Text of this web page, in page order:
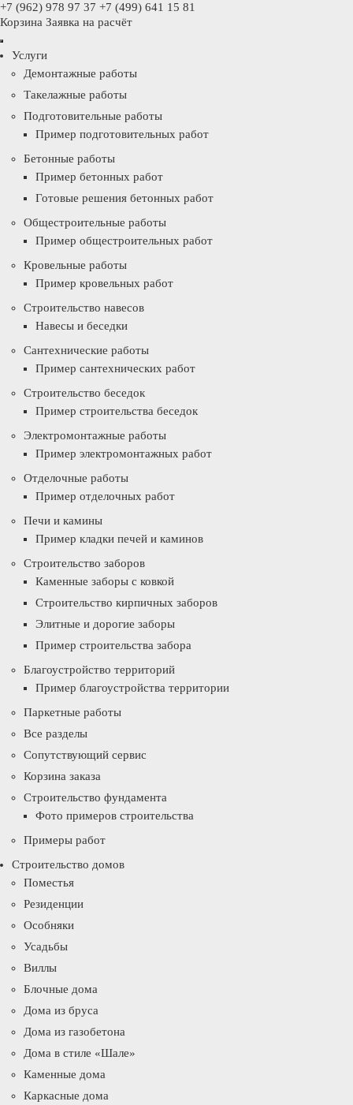
+7 (962) 978 97 37 +7 (499) 641 15 81
Корзина Заявка на расчёт
Услуги
Демонтажные работы
Такелажные работы
Подготовительные работы
Пример подготовительных работ
Бетонные работы
Пример бетонных работ
Готовые решения бетонных работ
Общестроительные работы
Пример общестроительных работ
Кровельные работы
Пример кровельных работ
Строительство навесов
Навесы и беседки
Сантехнические работы
Пример сантехнических работ
Строительство беседок
Пример строительства беседок
Электромонтажные работы
Пример электромонтажных работ
Отделочные работы
Пример отделочных работ
Печи и камины
Пример кладки печей и каминов
Строительство заборов
Каменные заборы с ковкой
Строительство кирпичных заборов
Элитные и дорогие заборы
Пример строительства забора
Благоустройство территорий
Пример благоустройства территории
Паркетные работы
Все разделы
Сопутствующий сервис
Корзина заказа
Строительство фундамента
Фото примеров строительства
Примеры работ
Строительство домов
Поместья
Резиденции
Особняки
Усадьбы
Виллы
Блочные дома
Дома из бруса
Дома из газобетона
Дома в стиле «Шале»
Каменные дома
Каркасные дома